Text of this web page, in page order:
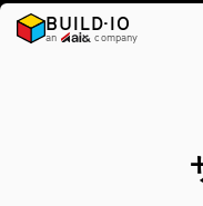
BUILD·IO
an company